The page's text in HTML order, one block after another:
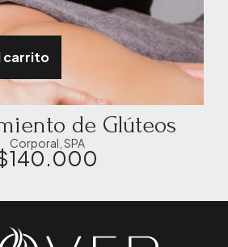
carrito
de Glúteos
Corporal SPA
140.000